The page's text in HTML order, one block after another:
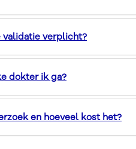
validatie verplicht?
dokter ik ga?
en hoeveel kost het?